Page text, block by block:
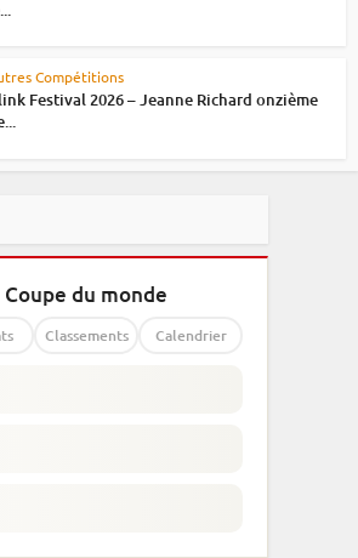
Compétitions
Festival 2026 – Jeanne Richard onzième
Coupe du monde
Classements Calendrier